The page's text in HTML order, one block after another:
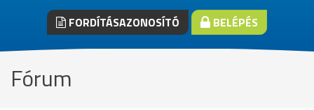
FORDÍTÁSAZONOSÍTÓ BELÉPÉS
Fórum